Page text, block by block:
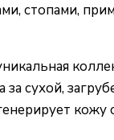
стопами,
сухой,
кожу